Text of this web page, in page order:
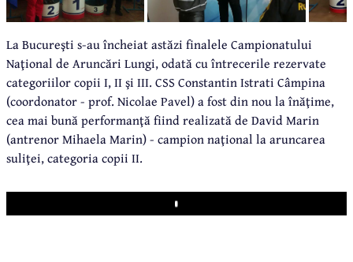
La Bucureşti s-au încheiat astăzi finalele Campionatului
Naţional de Aruncări Lungi, odată cu întrecerile rezervate
categoriilor copii I, II şi III. CSS Constantin Istrati Câmpina
(coordonator - prof. Nicolae Pavel) a fost din nou la înăţime,
cea mai bună performanţă fiind realizată de David Marin
(antrenor Mihaela Marin) - campion naţional la aruncarea
suliţei, categoria copii II.
Play